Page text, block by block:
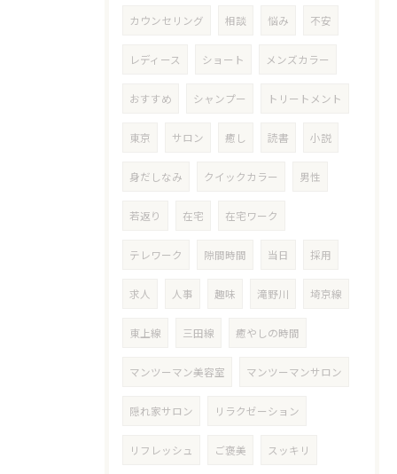
カウンセリング 相談 悩み 不安
レディース ショート メンズカラー
おすすめ シャンプー トリートメント
東京 サロン 癒し 読書 小説
身だしなみ クイックカラー 男性
若返り 在宅 在宅ワーク
テレワーク 隙間時間 当日 採用
求人 人事 趣味 滝野川 埼京線
東上線 三田線 癒やしの時間
マンツーマン美容室 マンツーマンサロン
隠れ家サロン リラクゼーション
リフレッシュ ご褒美 スッキリ